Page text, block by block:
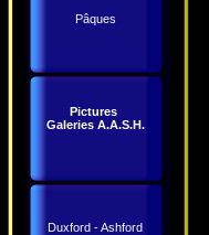
Pâques
Pictures
Galeries A.A.S.H.
Duxford - Ashford